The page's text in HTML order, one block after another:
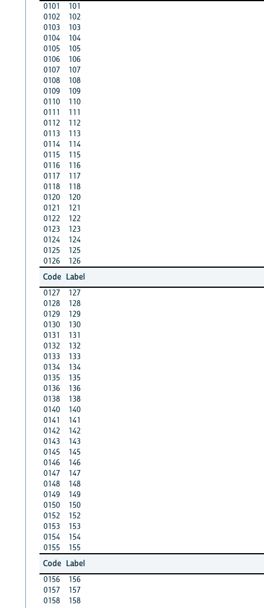
0101
101
0102
102
0103
103
0104
104
0105
105
0106
106
0107
107
0108
108
0109
109
0110
110
0111
111
0112
112
0113
113
0114
114
0115
115
0116
116
0117
117
0118
118
0120
120
0121
121
0122
122
0123
123
0124
124
0125
125
0126
126
Code Label
0127
127
0128
128
0129
129
0130
130
0131
131
0132
132
0133
133
0134
134
0135
135
0136
136
0138
138
0140
140
0141
141
0142
142
0143
143
0145
145
0146
146
0147
147
0148
148
0149
149
0150
150
0152
152
0153
153
0154
154
0155
155
Code Label
0156
156
0157
157
0158
158